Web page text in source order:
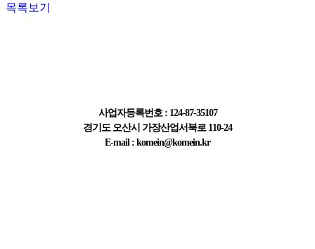
목록보기
사업자등록번호 : 124-87-35107
경기도 오산시 가장산업서북로 110-24
E-mail : komein@komein.kr